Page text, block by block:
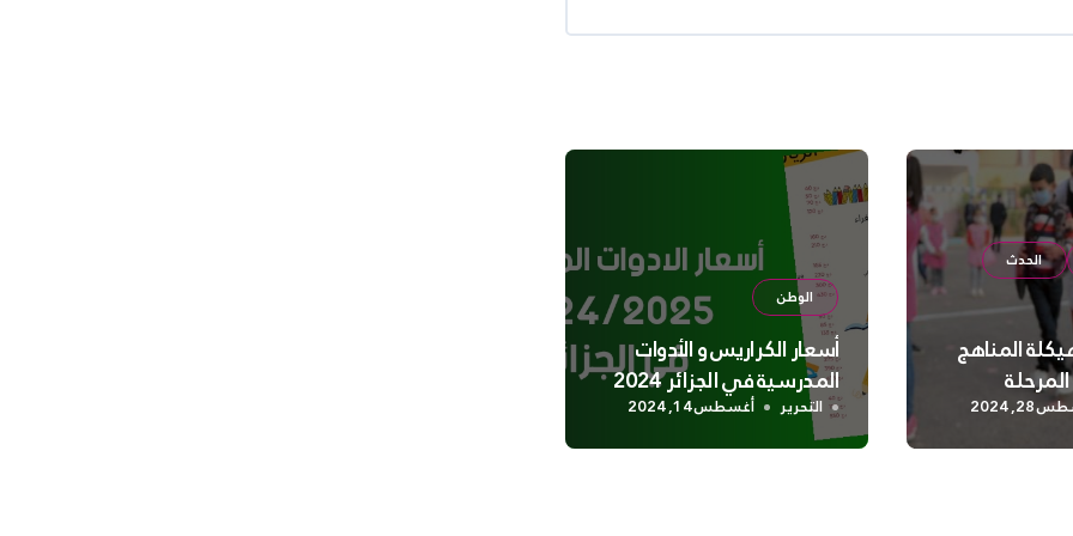
الحدث
المناهج
2024
الوطن
أسعار الكراريس و الأدوات
المدرسية في الجزائر 2024
التحرير أغسطس 14, 2024